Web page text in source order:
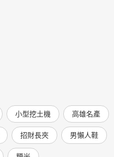
小型挖土機 高雄名產
招財長夾 男懶人鞋